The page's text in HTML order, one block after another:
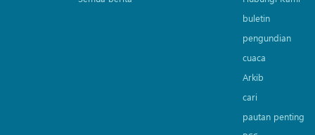
buletin
pengundian
cuaca
Arkib
cari
pautan penting